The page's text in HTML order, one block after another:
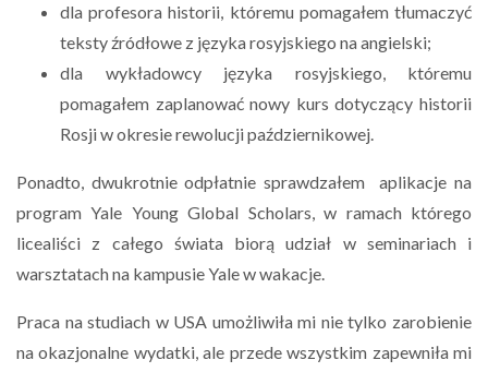
dla profesora historii, któremu pomagałem tłumaczyć
teksty źródłowe z języka rosyjskiego na angielski;
dla wykładowcy języka rosyjskiego, któremu
pomagałem zaplanować nowy kurs dotyczący historii
Rosji w okresie rewolucji październikowej.
Ponadto, dwukrotnie odpłatnie sprawdzałem aplikacje na
program Yale Young Global Scholars, w ramach którego
licealiści z całego świata biorą udział w seminariach i
warsztatach na kampusie Yale w wakacje.
Praca na studiach w USA umożliwiła mi nie tylko zarobienie
na okazjonalne wydatki, ale przede wszystkim zapewniła mi